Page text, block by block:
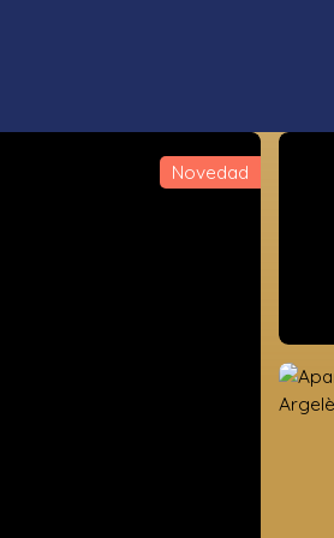
Novedad